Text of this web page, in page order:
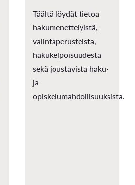
Täältä löydät tietoa
hakumenettelyistä,
valintaperusteista,
hakukelpoisuudesta
sekä joustavista haku-
ja
opiskelumahdollisuuksista.